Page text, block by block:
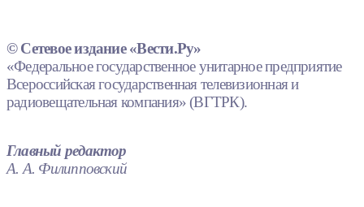
© Сетевое издание «Вести.Ру»
«Федеральное государственное унитарное предприятие
Всероссийская государственная телевизионная и
радиовещательная компания» (ВГТРК).
Главный редактор
А. А. Филипповский